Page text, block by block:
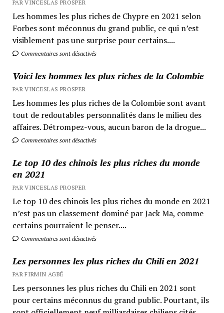
PAR VINCESLAS PROSPER
Les hommes les plus riches de Chypre en 2021 selon
Forbes sont méconnus du grand public, ce qui n’est
visiblement pas une surprise pour certains....
Commentaires sont désactivés
Voici les hommes les plus riches de la Colombie
PAR VINCESLAS PROSPER
Les hommes les plus riches de la Colombie sont avant
tout de redoutables personnalités dans le milieu des
affaires. Détrompez-vous, aucun baron de la drogue...
Commentaires sont désactivés
Le top 10 des chinois les plus riches du monde
en 2021
PAR VINCESLAS PROSPER
Le top 10 des chinois les plus riches du monde en 2021
n’est pas un classement dominé par Jack Ma, comme
certains pourraient le penser....
Commentaires sont désactivés
Les personnes les plus riches du Chili en 2021
PAR FIRMIN AGBÉ
Les personnes les plus riches du Chili en 2021 sont
pour certains méconnus du grand public. Pourtant, ils